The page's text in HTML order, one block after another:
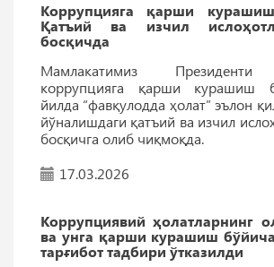
Коррупцияга қарши курашиш
Қатъий ва изчил
босқичда
Мамлакатимиз Президенти
коррупцияга қарши курашиш
йилда “фавқулодда ҳолат” эълон
йўналишдаги қатъий ва изчил
босқичга олиб чиқмоқда.
17.03.2026
Коррупциявий ҳолатларнинг
ва унга қарши курашиш
тарғибот тадбири ўтказилди